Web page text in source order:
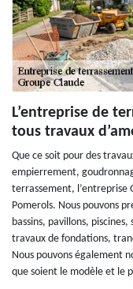
L’entreprise de
tous travaux
Que ce soit pour des
empierrement,
terrassement, l’entreprise
Pomerols. Nous pouvons
bassins, pavillons,
travaux de fondations,
Nous pouvons également
que soient le modèle et le